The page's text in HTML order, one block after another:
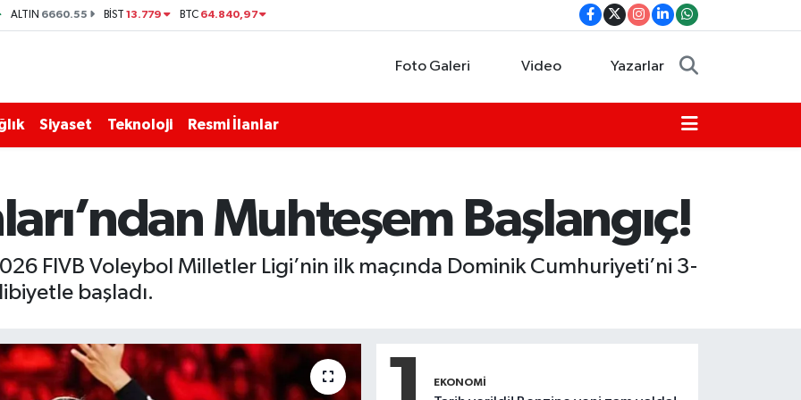
ALTIN 6660.55 BİST13.779 BTC 64.840,97
Foto Galeri Video Yazarlar
Siyaset Teknoloji Resmi İlanlar
Muhteşem Başlangıç!
FIVB Voleybol Milletler Ligi’nin ilk maçında Dominik Cumhuriyeti’ni 3-
başladı.
EKONOMI